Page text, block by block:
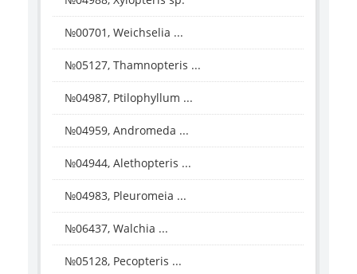
№00701, Weichselia ...
№05127, Thamnopteris ...
№04987, Ptilophyllum ...
№04959, Andromeda ...
№04944, Alethopteris ...
№04983, Pleuromeia ...
№06437, Walchia ...
№05128, Pecopteris ...